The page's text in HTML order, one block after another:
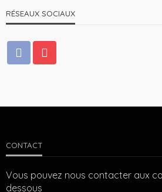
RÉSEAUX SOCIAUX
CONTACT
Vous pouvez nous contacter aux
dessous